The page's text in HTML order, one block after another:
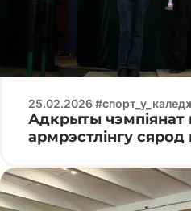
25.02.2026
Адкрыты чэмпіянат
армрэстлінгу